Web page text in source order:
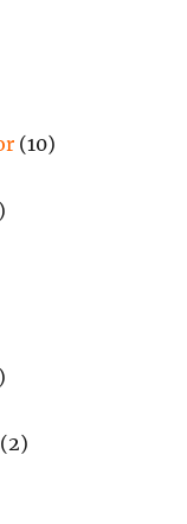
(10)
(2)